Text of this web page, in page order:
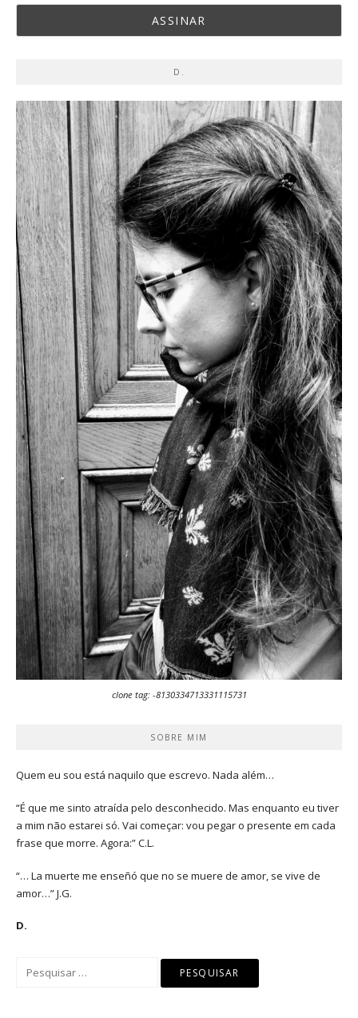
D.
clone tag: -8130334713331115731
SOBRE MIM
Quem eu sou está naquilo que escrevo. Nada além…
“É que me sinto atraída pelo desconhecido. Mas enquanto eu tiver
a mim não estarei só. Vai começar: vou pegar o presente em cada
frase que morre. Agora:” C.L.
“… La muerte me enseñó que no se muere de amor, se vive de
amor…” J.G.
D.